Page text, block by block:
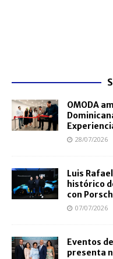
OMODA
28/07/2026
Luis
histórico
con
07/07/2026
Eventos
presenta